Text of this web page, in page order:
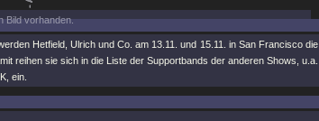
Bild vorhanden.
Hetfield, Ulrich und Co. am 13.11. und 15.11. in San Francisco die
reihen sie sich in die Liste der Supportbands der anderen Shows, u.a.
ein.